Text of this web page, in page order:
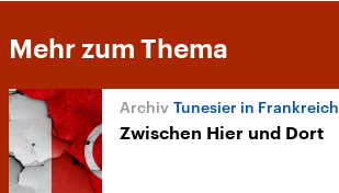
Mehr zum Thema
Tunesier in Frankreich
Zwischen Hier und Dort